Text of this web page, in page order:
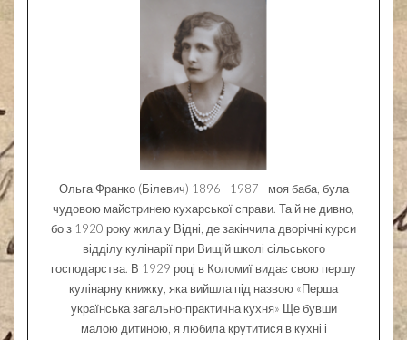
Ольга Франко (Білевич) 1896 - 1987 - моя баба, була
чудовою майстринею кухарської справи. Та й не дивно,
бо з 1920 року жила у Відні, де закінчила дворічні курси
відділу кулінарії при Вищій школі сільського
господарства. В 1929 році в Коломиї видає свою першу
кулінарну книжку, яка вийшла під назвою «Перша
українська загально-практична кухня» Ще бувши
малою дитиною, я любила крутитися в кухні і